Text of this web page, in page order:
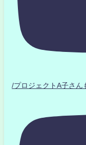
/プロジェクトA子さ